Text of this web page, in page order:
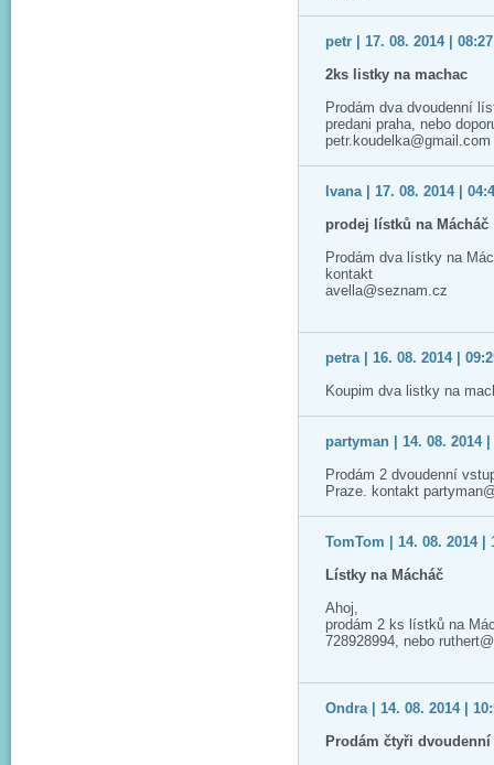
petr | 17. 08. 2014 |
2ks listky na machac
Prodám dva dvoudenní
predani praha, nebo
petr.koudelka@gmail.com
Ivana | 17. 08. 2014 |
prodej lístků na Mácháč
Prodám dva lístky na
kontakt
avella@seznam.cz
petra | 16. 08. 2014 |
Koupim dva listky na
partyman | 14. 08. 2014 |
Prodám 2 dvoudenní
Praze. kontakt
TomTom | 14. 08. 2014 |
Lístky na Mácháč
Ahoj,
prodám 2 ks lístků na
728928994, nebo
Ondra | 14. 08. 2014 |
Prodám čtyři